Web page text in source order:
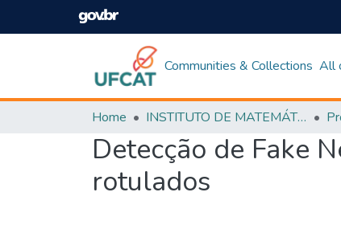
Communities & Collections All
Home INSTITUTO DE MATEMÁTICA E TECNOLOGIA
Detecção de Fake
rotulados